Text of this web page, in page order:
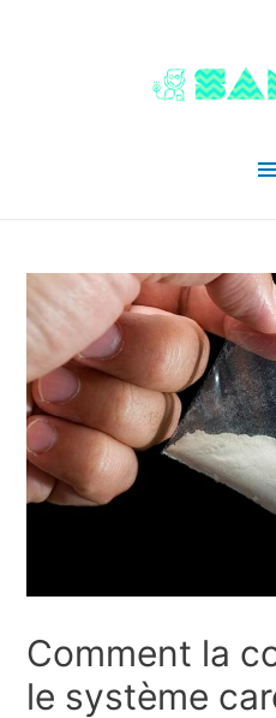
Comment la
le système